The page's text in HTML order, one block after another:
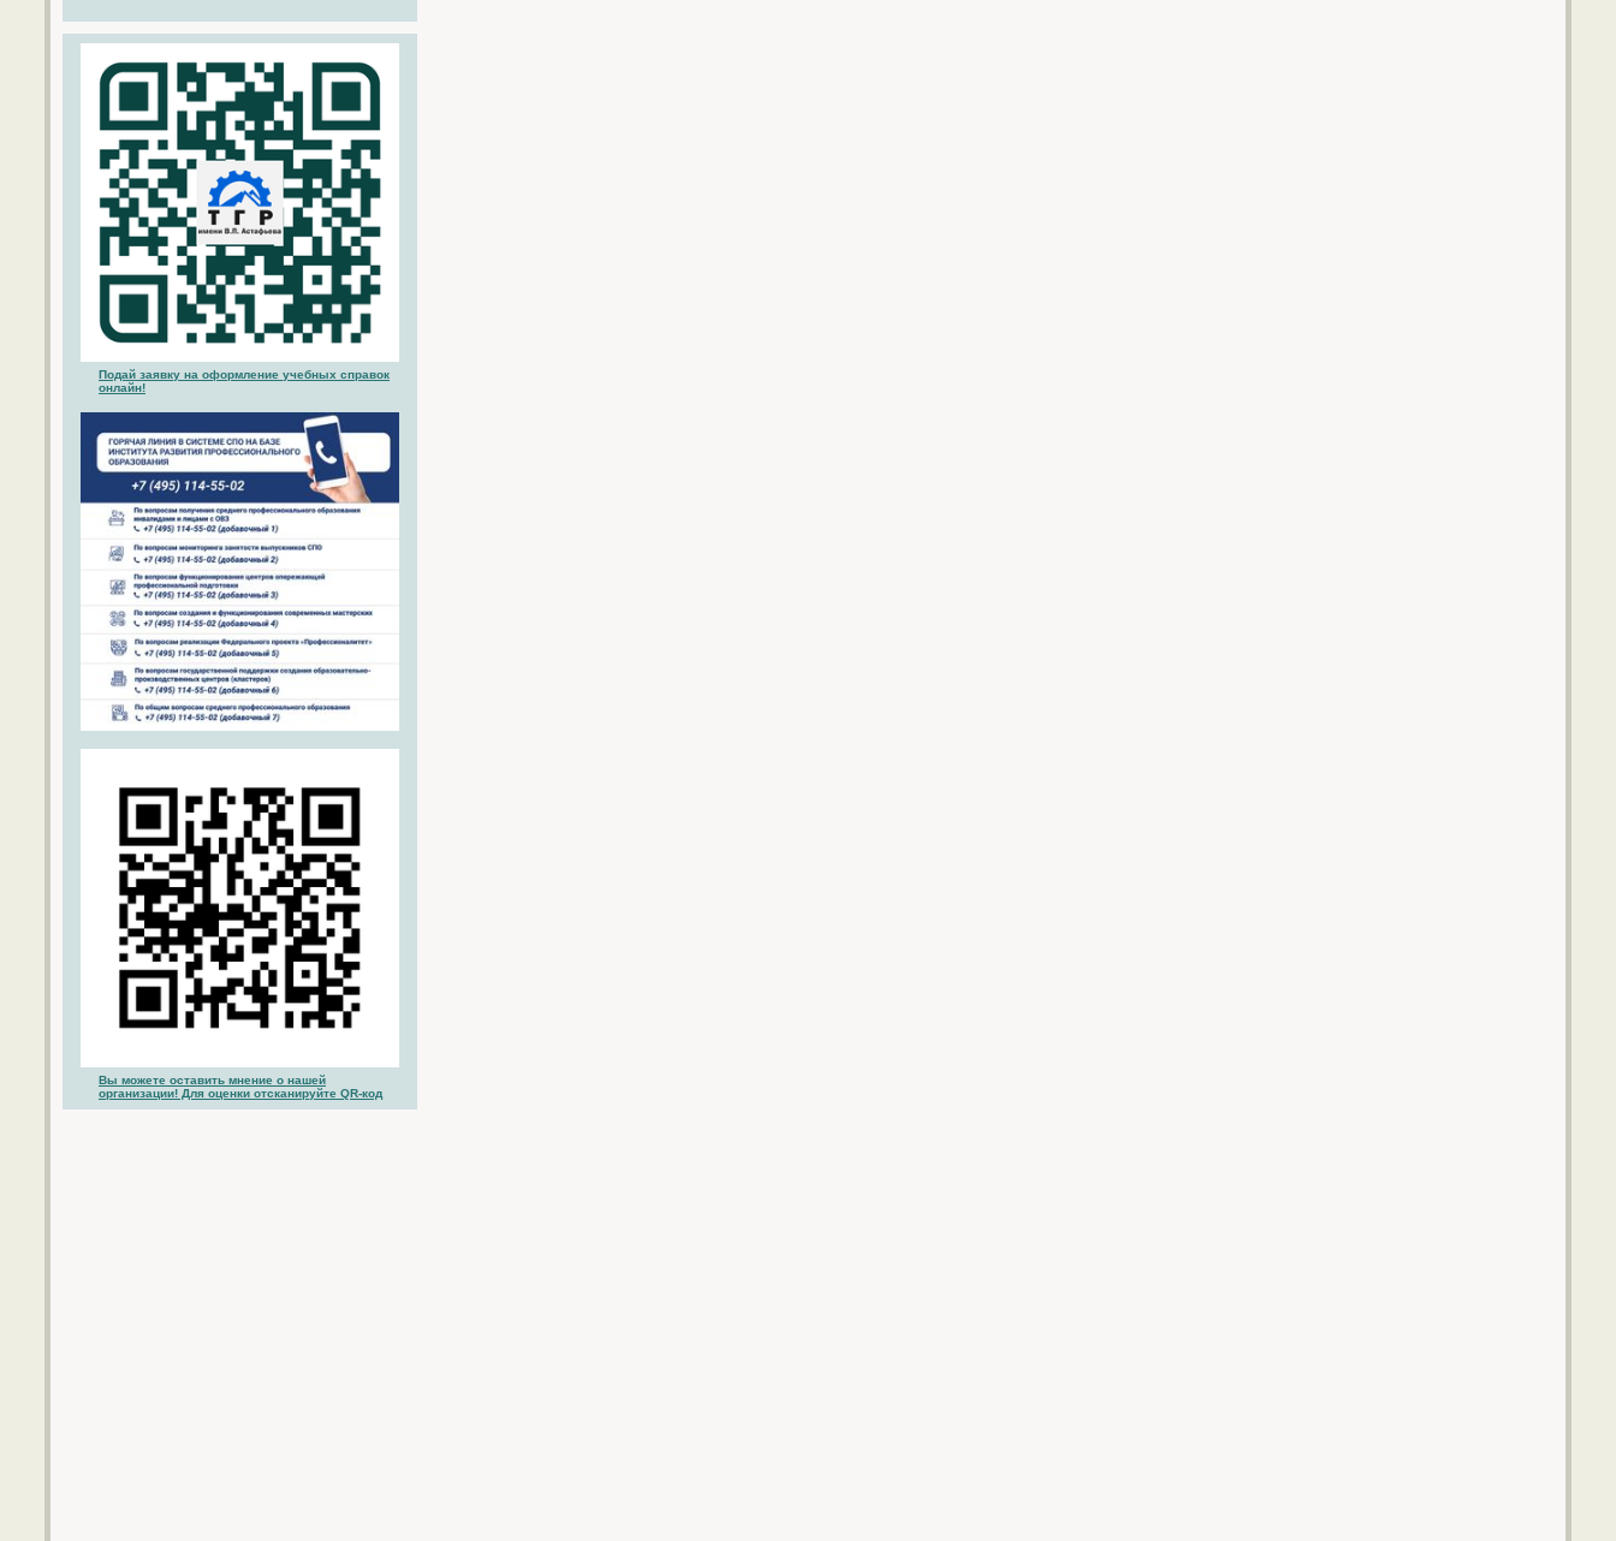
Подай заявку на оформление учебных справок
онлайн!
Вы можете оставить мнение о нашей
организации! Для оценки отсканируйте QR-код